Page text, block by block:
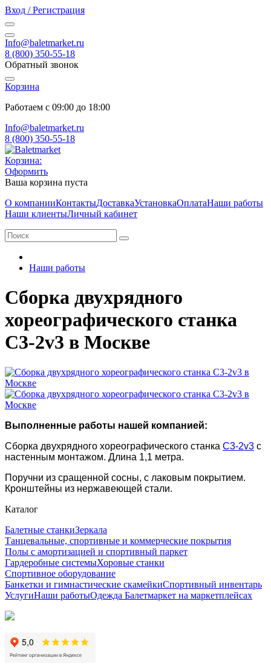
Вход / Регистрация
Info@baletmarket.ru
8 (800) 350-55-18
Обратный звонок
Корзина
Работаем с 09:00 до 18:00
Info@baletmarket.ru
8 (800) 350-55-18
Корзина:
Оформить
Ваша корзина пуста
О компанииКонтактыДоставкаУстановкаОплатаНаши работы
Наши клиентыЛичный кабинет
Наши работы
Сборка двухрядного
хореографического станка
С3-2v3 в Москве
Выполненные работы нашей компанией:
Сборка двухрядного хореографического станка С3-2v3 с
настенным монтажом. Длина 1,1 метра.
Поручни из сращенной сосны, с лаковым покрытием.
Кронштейны из нержавеющей стали.
Каталог
Балетные станкиЗеркала
Танцевальные, спортивные и коммерческие покрытия
Полы с амортизацией и спортивный паркет
Гардеробные системыХоровые станки
Спортивное оборудование
Банкетки и гимнастические скамейкиСпортивный инвентарь
УслугиНаши работыОдежда Балетмаркет на маркетплейсах